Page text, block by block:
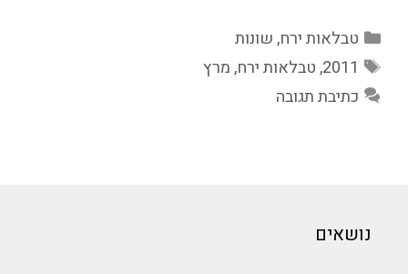
קטגוריות
טבלאות ירח,שונות
תגיות
2011
,טבלאות ירח,מרץ
כתיבת תגובה
נושאים